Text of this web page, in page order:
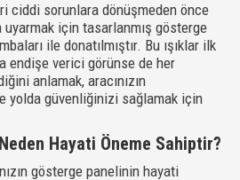
ciddi sorunlara dönüşmeden önce
uyarmak için tasarlanmış gösterge
ile donatılmıştır. Bu ışıklar ilk
endişe verici görünse de her
anlamak, aracınızın
yolda güvenliğinizi sağlamak için
Hayati Öneme Sahiptir?
gösterge panelinin hayati